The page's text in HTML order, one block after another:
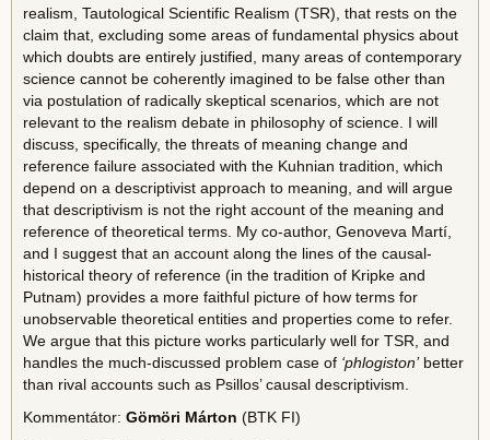
realism, Tautological Scientific Realism (TSR), that rests on the
claim that, excluding some areas of fundamental physics about
which doubts are entirely justified, many areas of contemporary
science cannot be coherently imagined to be false other than
via postulation of radically skeptical scenarios, which are not
relevant to the realism debate in philosophy of science. I will
discuss, specifically, the threats of meaning change and
reference failure associated with the Kuhnian tradition, which
depend on a descriptivist approach to meaning, and will argue
that descriptivism is not the right account of the meaning and
reference of theoretical terms. My co-author, Genoveva Martí,
and I suggest that an account along the lines of the causal-
historical theory of reference (in the tradition of Kripke and
Putnam) provides a more faithful picture of how terms for
unobservable theoretical entities and properties come to refer.
We argue that this picture works particularly well for TSR, and
handles the much-discussed problem case of ‘phlogiston’better
than rival accounts such as Psillos’ causal descriptivism.
Kommentátor: Gömöri Márton (BTK FI)